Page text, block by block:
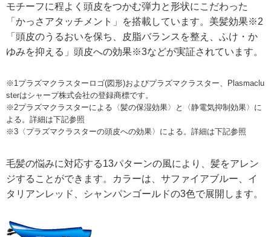
モチーフに程よく頭皮をつかむ弾力と形状にこだわった
「かっさアタッチメント」を搭載しています。美髪効果※2
「頭皮のうるおいを保ち、皮脂バランスを整え、ふけ・か
ゆみを抑える」頭皮への効果※3などが実証されています。
※1プラズマクラスターロゴ(図形)およびプラズマクラスター、Plasmaclu
sterはシャープ株式会社の登録商標です。
※2プラズマクラスターによる〈髪の保湿効果〉と〈静電気抑制効果〉に
よる。詳細は下記参照
※3〈プラズマクラスターの頭皮への効果〉による。詳細は下記参照
毛髪の悩みに対応する13パターンの風により、髪をアレン
ジすることができます。カラーは、サファイアブルー、イ
タリアンレッド、シャンパンゴールドの3色で展開します。